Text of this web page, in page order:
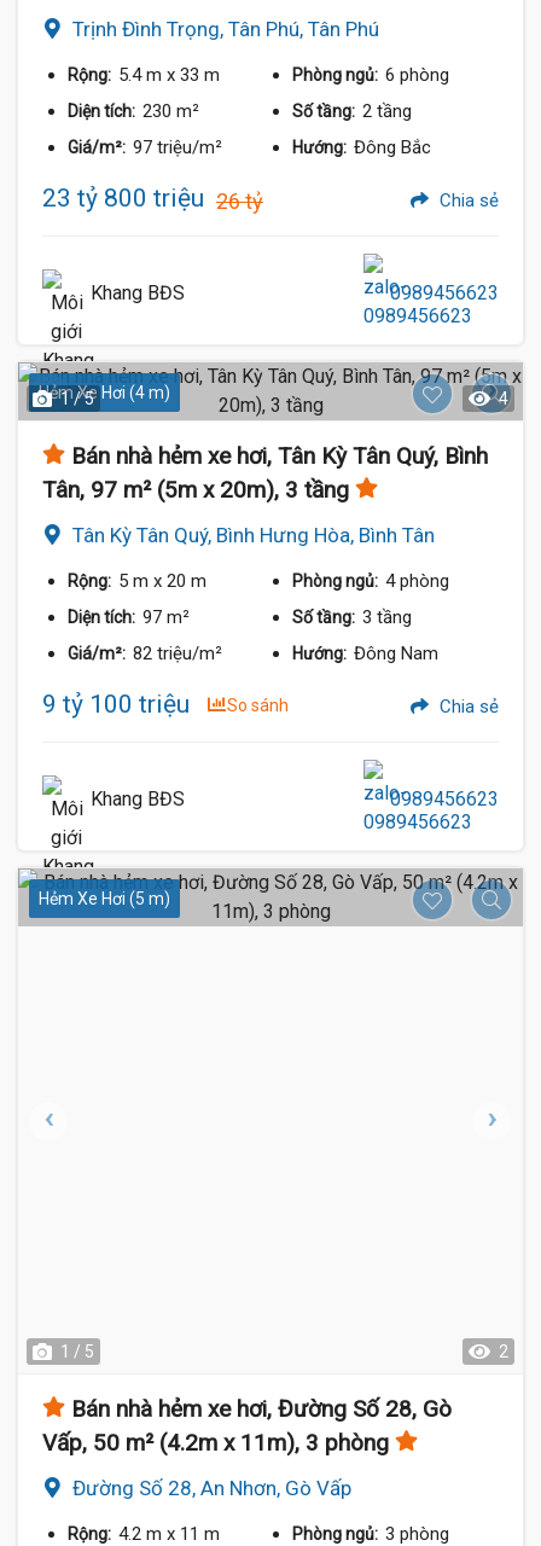
Trịnh Đình Trọng, Tân Phú, Tân Phú
Rộng: 5.4 m x 33 m Phòng ngủ: 6 phòng
Diện tích: 230 m² Số tầng: 2 tầng
Giá/m²: 97 triệu/m² Hướng: Đông Bắc
23 tỷ 800 triệu 26 tỷ Chia sẻ
Khang BĐS 0989456623
Hẻm Xe Hơi (4 m)
1 / 5 4
Bán nhà hẻm xe hơi, Tân Kỳ Tân Quý, Bình
Tân, 97 m² (5m x 20m), 3 tầng
Tân Kỳ Tân Quý, Bình Hưng Hòa, Bình Tân
Rộng: 5 m x 20 m Phòng ngủ: 4 phòng
Diện tích: 97 m² Số tầng: 3 tầng
Giá/m²: 82 triệu/m² Hướng: Đông Nam
9 tỷ 100 triệu So sánh Chia sẻ
Khang BĐS 0989456623
Hẻm Xe Hơi (5 m)
1 / 5 2
Bán nhà hẻm xe hơi, Đường Số 28, Gò
Vấp, 50 m² (4.2m x 11m), 3 phòng
Đường Số 28, An Nhơn, Gò Vấp
Rộng: 4.2 m x 11 m Phòng ngủ: 3 phòng